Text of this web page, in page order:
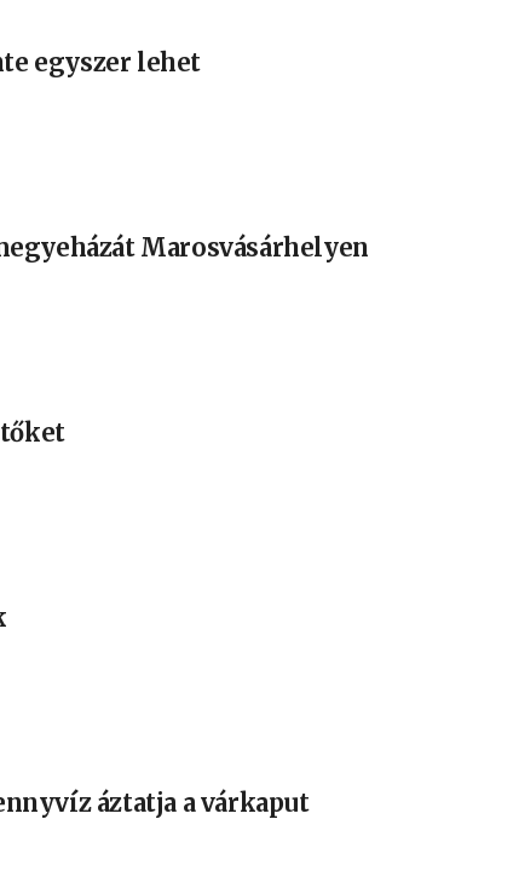
egyszer lehet
Marosvásárhelyen
áztatja a várkaput